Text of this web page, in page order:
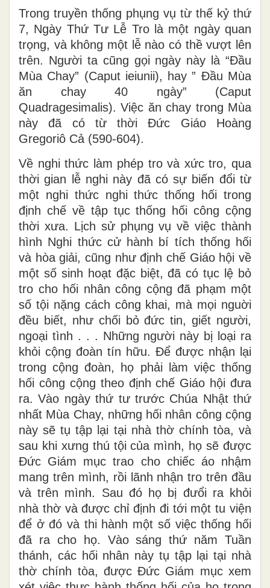
Trong truyền thống phụng vụ từ thế kỷ thứ
7, Ngày Thứ Tư Lễ Tro là một ngày quan
trọng, và không một lễ nào có thề vượt lên
trên. Người ta cũng gọi ngày này là “Ðầu
Mùa Chay” (Caput ieiunii), hay ” Ðầu Mùa
ăn chay 40 ngày” (Caput
Quadragesimalis). Việc ăn chay trong Mùa
này đã có từ thời Ðức Giáo Hoàng
Gregoriô Cả (590-604).
Về nghi thức làm phép tro và xức tro, qua
thời gian lễ nghi này đã có sự biến đổi từ
một nghi thức nghi thức thống hối trong
định chế về tập tục thống hối công cộng
thời xưa. Lịch sử phụng vụ về việc thành
hình Nghi thức cử hành bí tích thống hối
và hòa giải, cũng như định chế Giáo hội về
một số sinh hoạt đặc biệt, đã có tục lệ bỏ
tro cho hối nhân công cộng đã phạm một
số tội nặng cách công khai, mà mọi nguời
đều biết, như chối bỏ đức tin, giết người,
ngoại tình . . . Những người này bị loại ra
khỏi cộng đoàn tín hữu. Ðể được nhận lại
trong cộng đoàn, họ phải làm việc thống
hối công cộng theo định chế Giáo hội đưa
ra. Vào ngày thứ tư trước Chúa Nhật thứ
nhất Mùa Chay, những hối nhân công cộng
này sẽ tụ tập lại tại nhà thờ chính tòa, và
sau khi xưng thú tội của mình, họ sẽ được
Ðức Giám mục trao cho chiếc áo nhậm
mang trên mình, rồi lãnh nhận tro trên đầu
và trên mình. Sau đó họ bị đưổi ra khỏi
nhà thờ và được chỉ định đi tới một tu viện
để ở đó và thi hành một số việc thống hối
đã ra cho họ. Vào sáng thứ năm Tuần
thánh, các hối nhân này tụ tập lại tại nhà
thờ chính tòa, được Ðức Giám mục xem